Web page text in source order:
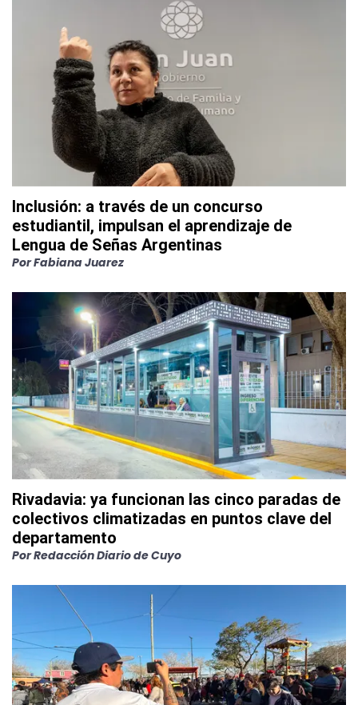
Inclusión: a través de un concurso
estudiantil, impulsan el aprendizaje de
Lengua de Señas Argentinas
PorFabiana Juarez
Rivadavia: ya funcionan las cinco paradas de
colectivos climatizadas en puntos clave del
departamento
PorRedacción Diario de Cuyo